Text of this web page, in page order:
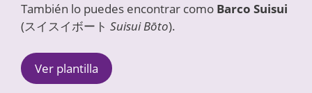
También lo puedes encontrar como Barco Suisui
(スイスイボート Suisui Bōto).
Ver plantilla